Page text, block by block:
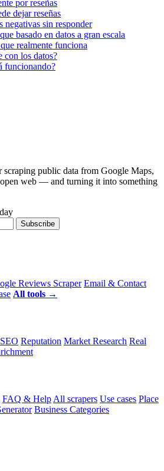
por reseñas
dejar reseñas
negativas sin responder
basado en datos a gran escala
realmente funciona
con los datos?
funcionando?
public data from Google Maps,
web — and turning it into something
Subscribe
Reviews Scraper Email & Contact
All tools →
Reputation Market Research Real
FAQ & Help All scrapers Use cases Place
Business Categories